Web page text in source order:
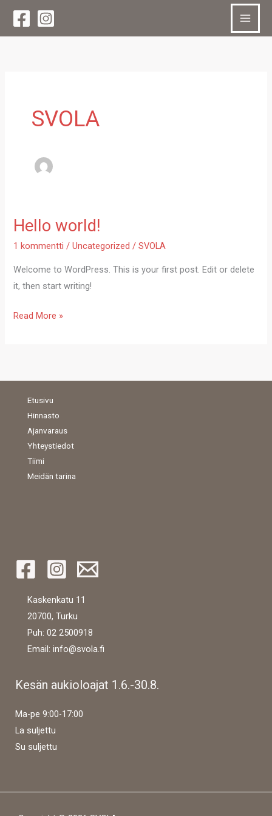
sisältöön
SVOLA
Hello world!
1 kommentti /Uncategorized /SVOLA
Welcome to WordPress. This is your first post. Edit or delete
it, then start writing!
Hello
Read More »
Etusivu
Hinnasto
Ajanvaraus
Yhteystiedot
Tiimi
Meidän tarina
Kaskenkatu 11
20700, Turku
Puh: 02 2500918
Email: info@svola.fi
Kesän aukioloajat 1.6.-30.8.
Ma-pe 9:00-17:00
La suljettu
Su suljettu